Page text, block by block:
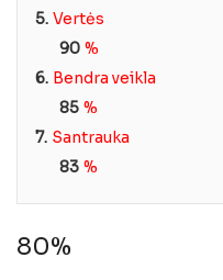
5. Vertės
90 %
6. Bendra veikla
85 %
7. Santrauka
83 %
80%